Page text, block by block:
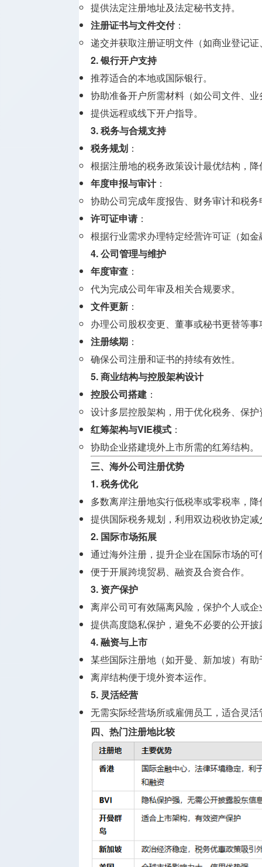
提供法定注册地址及法定秘书支持。
注册证书与文件交付：
递交并获取注册证明文件（如商业登记
2.银行开户支持
推荐适合的本地或国际银行。
协助准备开户所需材料（如公司文件、
提供远程或线下开户指导。
3.税务与合规支持
税务规划 ：
根据注册地的税务政策设计最优结构，
年度申报与审计：
协助公司完成年度报告、财务审计和税务
许可证申请：
根据行业需求办理特定经营许可证（如
4.公司管理与维护
年度审查 ：
代为完成公司年审及相关合规要求。
文件更新 ：
办理公司股权变更、董事或秘书更替等事
注册续期 ：
确保公司注册和证书的持续有效性。
5.商业结构与控股架构设计
控股公司搭建 ：
设计多层控股架构，用于优化税务、保
红筹架构与VIE模式 ：
协助企业搭建境外上市所需的红筹结构。
三、海外公司注册优势
1.税务优化
多数离岸注册地实行低税率或零税率，
提供国际税务规划，利用双边税收协定
2. 国际市场拓展
通过海外注册，提升企业在国际市场的
便于开展跨境贸易、融资及合资合作。
3. 资产保护
离岸公司可有效隔离风险，保护个人或
提供高度隐私保护，避免不必要的公开披
4.融资与上市
某些国际注册地（如开曼、新加坡）有
离岸结构便于境外资本运作。
5. 灵活经营
无需实际经营场所或雇佣员工，适合灵
四、热门注册地比较